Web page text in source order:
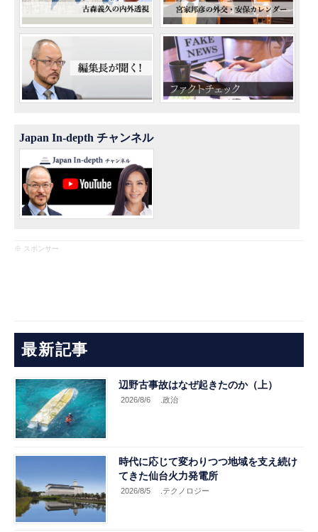
Japan In-depth チャンネル
※ スポンサー
最新記事
辺野古事故はなぜ起きたのか（上）
2026/8/6 .政治
時代に応じて変わりつつ地域を支え続け
てきた仙台火力発電所
2026/8/5 .テクノロジー